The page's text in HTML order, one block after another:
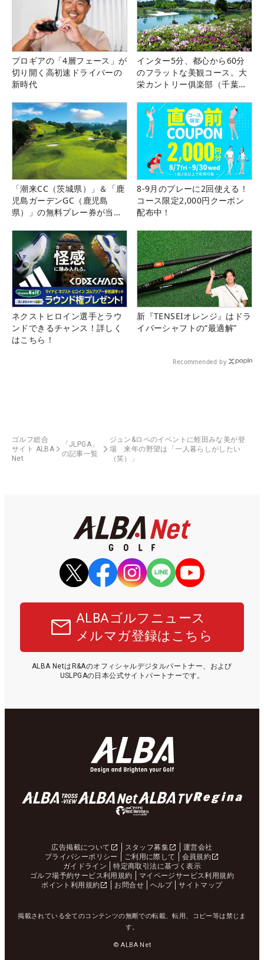
プロギアの「4層フェース」が
切り開く高初速ドライバーの
新時代
インター5分、都心から60分
のフラットな美観コース。大
栄カントリー俱楽部（千葉
「潮来CC（茨城県）」＆「鹿
児島ガーデンGC（鹿児島
県）」の無料プレー券が当た
8-9月のプレーに2回使える！
コース限定2,000円クーポン
配布中！
ネクストヒロイン選手とラウ
ンドできるチャンス！詳しく
はこちら！
新『TENSEIオレンジ』はドラ
イバーシャフトの“最適解”
Recommended by
ゴルフ総合
サイト ALBA
Net
「JLPGA」
の記事一覧
ジュン&ロペのイベントに蛭田みな美が登
場 来年の野望は「一人暮らしがしたい
（笑）」
ALBAゴルフニュース
メルマガ登録はこちら
ALBA NetはR&Aのオフィシャルデジタルパートナー、および
USLPGAの日本公式サイトパートナーです。
広告掲載について スタッフ募集
運営会社
プライバシーポリシー
ご利用に際して
会員規約
ガイドライン
特定商取引法に基づく表示
ゴルフ場予約サービス利用規約
マイページサービス利用規約
ポイント利用規約
お問合せ ヘルプ サイトマップ
掲載されている全てのコンテンツの無断での転載、転用、コピー等は禁じま
す。
© ALBA Net